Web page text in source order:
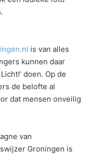
is van alles
kunnen daar
doen. Op de
de belofte al
dat mensen onveilig
van
Groningen is